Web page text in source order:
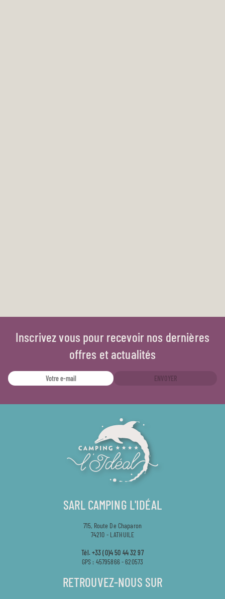
Inscrivez vous pour recevoir nos dernières
offres et actualités
ENVOYER
SARL CAMPING L'IDÉAL
715, Route De Chaparon
74210 - LATHUILE
Tél. +33 (0)4 50 44 32 97
GPS : 45795866 - 620573
RETROUVEZ-NOUS SUR